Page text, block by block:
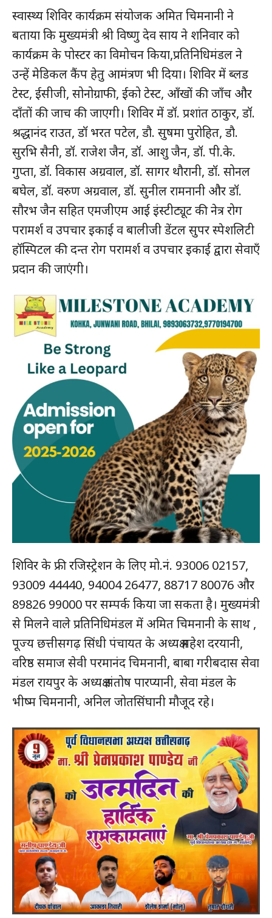
हमसे जुड़े
SUBSCRIBE NOW
स्वास्थ्य शिविर कार्यक्रम संयोजक अमित चिमनानी ने
बताया कि मुख्यमंत्री श्री विष्णु देव साय ने शनिवार को
कार्यक्रम के पोस्टर का विमोचन किया,प्रतिनिधिमंडल ने
उन्हें मेडिकल कैंप हेतु आमंत्रण भी दिया। शिविर में ब्लड
टेस्ट, ईसीजी, सोनोग्राफी, ईको टेस्ट, आँखों की जाँच और
दाँतों की जाच की जाएगी। शिविर में डॉ. प्रशांत ठाकुर, डॉ.
श्रद्धानंद राउत, डॉ भरत पटेल, डौ. सुषमा पुरोहित, डौ.
सुरभि सैनी, डॉ. राजेश जैन, डॉ. आशु जैन, डॉ. पी.के.
गुप्ता, डॉ. विकास अग्रवाल, डॉ. सागर थौरानी, डॉ. सोनल
बघेल, डॉ. वरुण अग्रवाल, डॉ. सुनील रामनानी और डॉ.
सौरभ जैन सहित एमजीएम आई इंस्टीट्यूट की नेत्र रोग
परामर्श व उपचार इकाई व बालीजी डेंटल सुपर स्पेशलिटी
हॉस्पिटल की दन्त रोग परामर्श व उपचार इकाई द्वारा सेवाएँ
प्रदान की जाएंगी।
शिविर के फ्री रजिस्ट्रेशन के लिए मो.नं. 93006 02157,
93009 44440, 94004 26477, 88717 80076 और
89826 99000 पर सम्पर्क किया जा सकता है। मुख्यमंत्री
से मिलने वाले प्रतिनिधिमंडल में अमित चिमनानी के साथ ,
पूज्य छत्तीसगढ़ सिंधी पंचायत के अध्यक्ष महेश दरयानी,
वरिष्ठ समाज सेवी परमानंद चिमनानी, बाबा गरीबदास सेवा
मंडल रायपुर के अध्यक्ष संतोष पारप्यानी, सेवा मंडल के
भीष्म चिमनानी, अनिल जोतसिंघानी मौजूद रहे।